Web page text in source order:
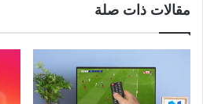
مقالات ذات صلة